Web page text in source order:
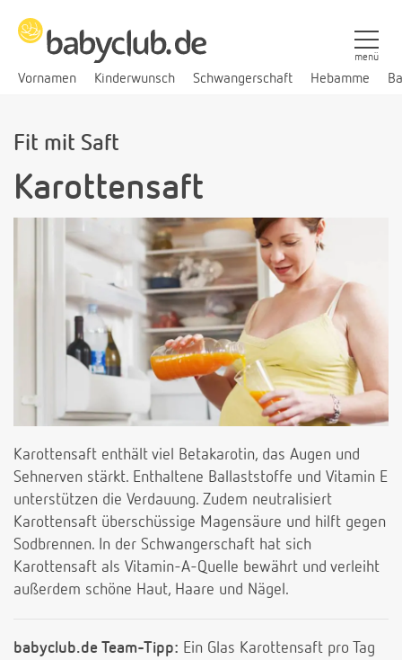
Vornamen Kinderwunsch Schwangerschaft Hebamme
menü
Fit mit Saft
Karottensaft
Karottensaft enthält viel Betakarotin, das Augen und
Sehnerven stärkt. Enthaltene Ballaststoffe und Vitamin E
unterstützen die Verdauung. Zudem neutralisiert
Karottensaft überschüssige Magensäure und hilft gegen
Sodbrennen. In der Schwangerschaft hat sich
Karottensaft als Vitamin-A-Quelle bewährt und verleiht
außerdem schöne Haut, Haare und Nägel.
babyclub.de Team-Tipp: Ein Glas Karottensaft pro Tag